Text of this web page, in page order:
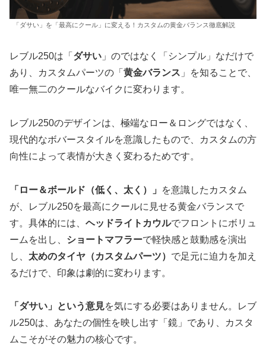
「ダサい」を「最高にクール」に変える！カスタムの黄金バランス徹底解説
レブル250は「 ダサい 」のではなく「シンプル」なだけで
あり、カスタムパーツの「 黄金バランス 」を知ることで、
唯一無二のクールなバイクに変わります。
レブル250のデザインは、極端なロー＆ロングではなく、
現代的なボバースタイルを意識したもので、カスタムの方
向性によって表情が大きく変わるためです。
「ロー＆ボールド（低く、太く）」
を意識したカスタム
が、レブル250を最高にクールに見せる黄金バランスで
す。具体的には、 ヘッドライトカウルでフロントにボリュ
ームを出し、 ショートマフラーで軽快感と鼓動感を演出
し、 太めのタイヤ（カスタムパーツ） で足元に迫力を加え
るだけで、印象は劇的に変わります。
「ダサい」という意見を気にする必要はありません。レブ
ル250は、あなたの個性を映し出す「鏡」であり、カスタ
ムこそがその魅力の核心です。